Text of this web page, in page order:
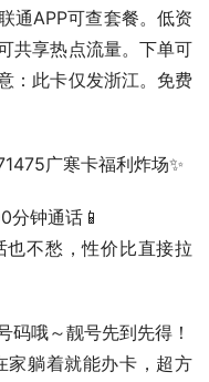
通APP可查套餐。低资
共享热点流量。下单可
：此卡仅发浙江。免费
分钟通话📱
不愁，性价比直接拉
码哦～靓号先到先得！
躺着就能办卡，超方